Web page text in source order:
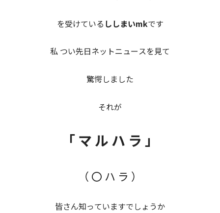
を受けている ししまいmkです
私 つい先日ネットニュースを見て
驚愕しました
それが
「 マ ル ハ ラ 」
（ 〇 ハ ラ ）
皆さん知っていますでしょうか